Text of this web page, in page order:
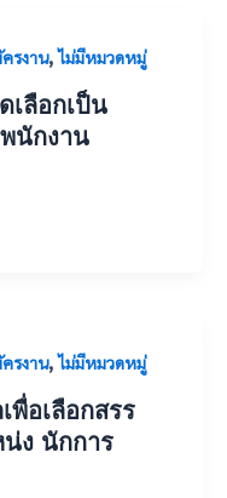
รงาน,ไม่มีหมวดหมู่
เลือกเป็น
นักงาน
รงาน,ไม่มีหมวดหมู่
พื่อเลือกสรร
ง นักการ